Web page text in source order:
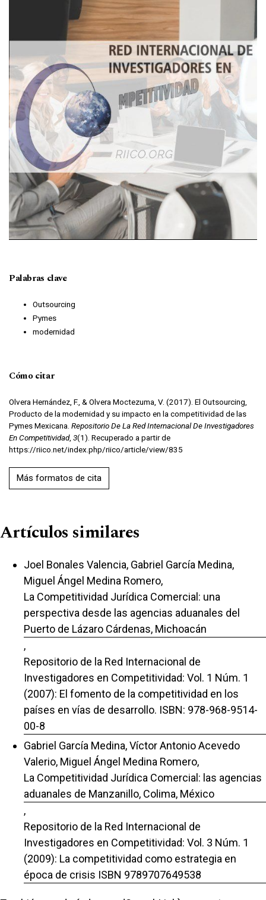
Palabras clave
Outsourcing
Pymes
modernidad
Cómo citar
Olvera Hernández, F., & Olvera Moctezuma, V. (2017). El Outsourcing,
Producto de la modernidad y su impacto en la competitividad de las
Pymes Mexicana. Repositorio De La Red Internacional De Investigadores
En Competitividad, 3(1). Recuperado a partir de
https://riico.net/index.php/riico/article/view/835
Más formatos de cita
Artículos similares
Joel Bonales Valencia, Gabriel García Medina,
Miguel Ángel Medina Romero,
La Competitividad Jurídica Comercial: una
perspectiva desde las agencias aduanales del
Puerto de Lázaro Cárdenas, Michoacán
,
Repositorio de la Red Internacional de
Investigadores en Competitividad: Vol. 1 Núm. 1
(2007): El fomento de la competitividad en los
países en vías de desarrollo. ISBN: 978-968-9514-
00-8
Gabriel García Medina, Víctor Antonio Acevedo
Valerio, Miguel Ángel Medina Romero,
La Competitividad Jurídica Comercial: las agencias
aduanales de Manzanillo, Colima, México
,
Repositorio de la Red Internacional de
Investigadores en Competitividad: Vol. 3 Núm. 1
(2009): La competitividad como estrategia en
época de crisis ISBN 9789707649538